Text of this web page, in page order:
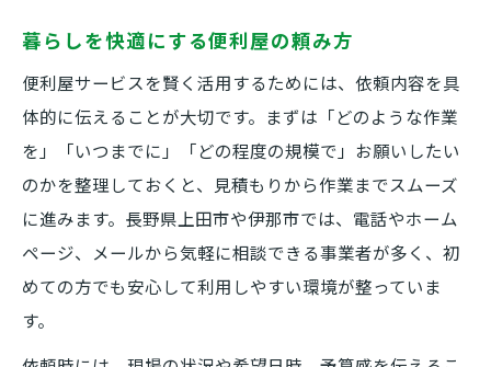
暮らしを快適にする便利屋の頼み方
便利屋サービスを賢く活用するためには、依頼内容を具
体的に伝えることが大切です。まずは「どのような作業
を」「いつまでに」「どの程度の規模で」お願いしたい
のかを整理しておくと、見積もりから作業までスムーズ
に進みます。長野県上田市や伊那市では、電話やホーム
ページ、メールから気軽に相談できる事業者が多く、初
めての方でも安心して利用しやすい環境が整っていま
す。